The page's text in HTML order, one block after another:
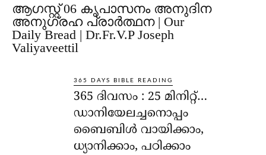
ആഗസ്റ്റ് 06 കൃപാസനം അനുദിന
അനുഗ്രഹ പ്രാർത്ഥന | Our
Daily Bread | Dr.Fr.V.P Joseph
Valiyaveettil
365 DAYS BIBLE READING
365 ദിവസം : 25 മിനിറ്റ്…
ഡാനിയേലച്ചനൊപ്പം
ബൈബിൾ വായിക്കാം,
ധ്യാനിക്കാം, പഠിക്കാം